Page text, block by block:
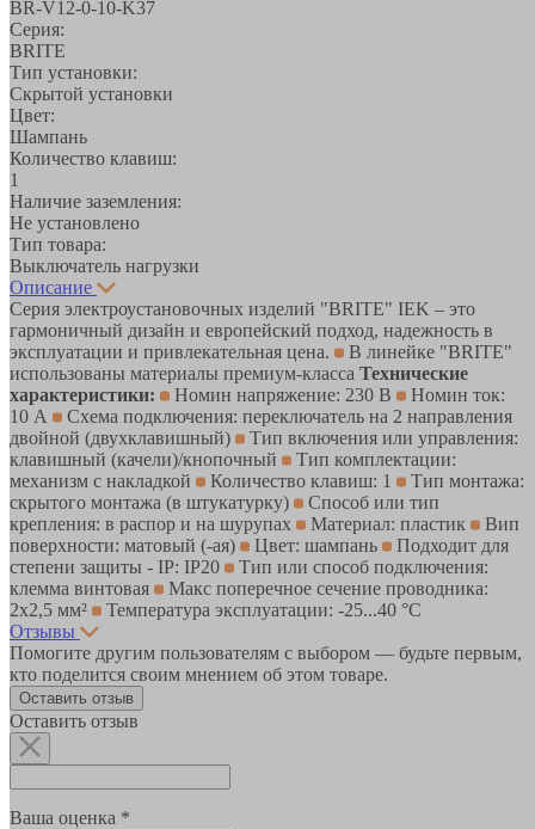
BR-V12-0-10-K37
Серия:
BRITE
Тип установки:
Скрытой установки
Цвет:
Шампань
Количество клавиш:
1
Наличие заземления:
Не установлено
Тип товара:
Выключатель нагрузки
Описание
Серия электроустановочных изделий "BRITE" IEK – это
гармоничный дизайн и европейский подход, надежность в
эксплуатации и привлекательная цена.
В линейке "BRITE"
использованы материалы премиум-класса Технические
характеристики:
Номин напряжение: 230 В
Номин ток:
10 А
Схема подключения: переключатель на 2 направления
двойной (двухклавишный)
Тип включения или управления:
клавишный (качели)/кнопочный
Тип комплектации:
механизм с накладкой
Количество клавиш: 1
Тип монтажа:
скрытого монтажа (в штукатурку)
Способ или тип
крепления: в распор и на шурупах
Материал: пластик
Вип
поверхности: матовый (-ая)
Цвет: шампань
Подходит для
степени защиты - IP: IP20
Тип или способ подключения:
клемма винтовая
Макс поперечное сечение проводника:
2х2,5 мм²
Температура эксплуатации: -25...40 °C
Отзывы
Помогите другим пользователям с выбором — будьте первым,
кто поделится своим мнением об этом товаре.
Оставить отзыв
Оставить отзыв
Ваша оценка *